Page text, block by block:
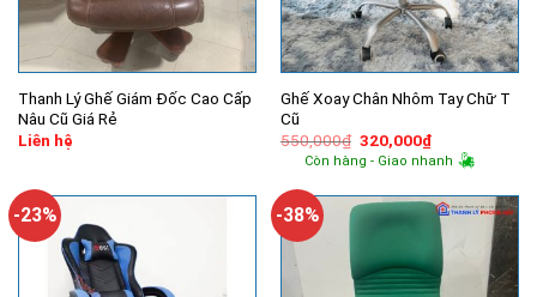
Thanh Lý Ghế Giám Đốc Cao Cấp
Nâu Cũ Giá Rẻ
Liên hệ
Ghế Xoay Chân Nhôm Tay Chữ T
Cũ
550,000₫ Giá
gốc
là:
320,000₫Giá
hiện
tại
320,000₫.
Còn hàng - Giao nhanh
-23% -38%